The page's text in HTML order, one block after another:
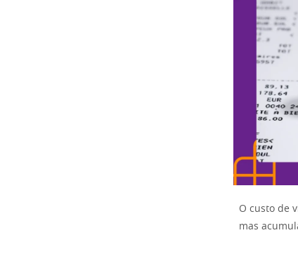
O custo de
mas